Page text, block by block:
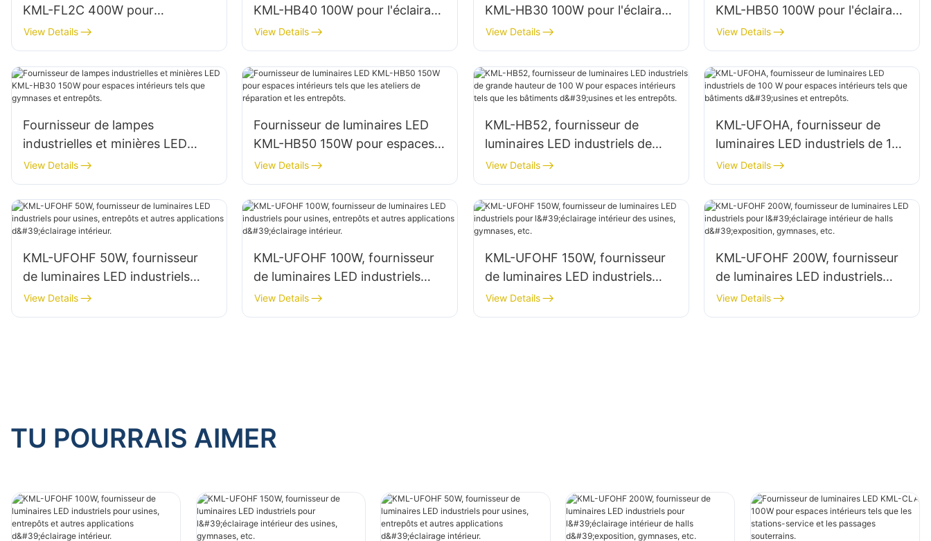
KML-FL2C 400W pour
l'éclairage des façades de
bâtiments et des chantiers de
construction
View Details
KML-HB40 100W pour l'éclairage
intérieur d'usines, d'entrepôts,
etc.
View Details
KML-HB30 100W pour l'éclairage
intérieur d'usines, d'entrepôts,
etc.
View Details
KML-HB50 100W pour l'éclairage
intérieur d'usines, d'entrepôts,
etc.
View Details
Fournisseur de lampes
industrielles et minières LED
KML-HB30 150W pour espaces
intérieurs tels que gymnases et
entrepôts.
View Details
Fournisseur de luminaires LED
KML-HB50 150W pour espaces
intérieurs tels que les ateliers de
réparation et les entrepôts.
View Details
KML-HB52, fournisseur de
luminaires LED industriels de
grande hauteur de 100 W pour
espaces intérieurs tels que les
bâtiments d'usines et les
entrepôts.
View Details
KML-UFOHA, fournisseur de
luminaires LED industriels de 100
W pour espaces intérieurs tels
que bâtiments d'usines et
entrepôts.
View Details
KML-UFOHF 50W, fournisseur
de luminaires LED industriels
pour usines, entrepôts et autres
applications d'éclairage intérieur.
View Details
KML-UFOHF 100W, fournisseur
de luminaires LED industriels
pour usines, entrepôts et autres
applications d'éclairage intérieur.
View Details
KML-UFOHF 150W, fournisseur
de luminaires LED industriels
pour l'éclairage intérieur des
usines, gymnases, etc.
View Details
KML-UFOHF 200W, fournisseur
de luminaires LED industriels
pour l'éclairage intérieur de halls
d'exposition, gymnases, etc.
View Details
TU POURRAIS AIMER